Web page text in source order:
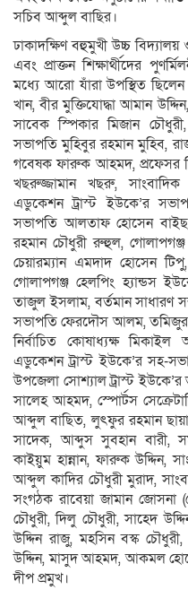
সচিব আব্দুল বাছির।
ঢাকাদক্ষিণ বহুমুখী উচ্চ
এবং প্রাক্তন শিক্ষার্থীদের
মধ্যে আরো যাঁরা উপস্থিত ছিলেন
খান, বীর মুক্তিযোদ্ধা আমান
সাবেক স্পিকার মিজান
সভাপতি মুহিবুর রহমান মুহিব,
গবেষক ফারুক আহমদ, প্রফেসর
খছরুজ্জামান খছরু,
এডুকেশন ট্রাস্ট ইউকে’র
সভাপতি আলতাফ হোসেন
রহমান চৌধুরী রুহুল, গোলাপগঞ্জ
চেয়ারম্যান এমদাদ হোসেন
গোলাপগঞ্জ হেলপিং হ্যান্ডস
তাজুল ইসলাম, বর্তমান
সভাপতি ফেরদৌস আলম, তমিজুর
নির্বাচিত কোষাধ্যক্ষ
এডুকেশন ট্রাস্ট ইউকে’র সহ-
উপজেলা সোশ্যাল ট্রাস্ট ইউকে’র
সালেহ আহমদ, স্পোর্টস
আব্দুল বাছিত, লুৎফুর রহমান
সাদেক, আব্দুস সুবহান বারী,
কাইয়ুম হান্নান, ফারুক উদ্দিন,
আব্দুল কাদির চৌধুরী মুরাদ,
সংগঠক রাবেয়া জামান
চৌধুরী, দিলু চৌধুরী, সাহেদ
উদ্দিন রাজু, মহসিন বস্ক
উদ্দিন, মাসুদ আহমদ, আকমল
দীপ প্রমুখ।